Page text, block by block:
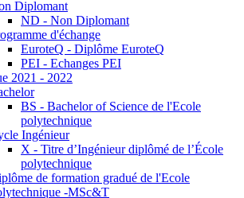
Diplomant
ND - Non Diplomant
d'échange
EuroteQ - Diplôme EuroteQ
PEI - Echanges PEI
2021 - 2022
BS - Bachelor of Science de l'Ecole
polytechnique
Ingénieur
X - Titre d’Ingénieur diplômé de l’École
polytechnique
de formation gradué de l'Ecole
-MSc&T